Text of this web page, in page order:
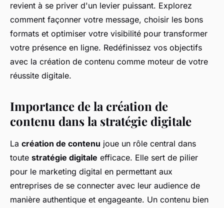
revient à se priver d'un levier puissant. Explorez
comment façonner votre message, choisir les bons
formats et optimiser votre visibilité pour transformer
votre présence en ligne. Redéfinissez vos objectifs
avec la création de contenu comme moteur de votre
réussite digitale.
Importance de la création de
contenu dans la stratégie digitale
La création de contenu joue un rôle central dans
toute stratégie digitale efficace. Elle sert de pilier
pour le marketing digital en permettant aux
entreprises de se connecter avec leur audience de
manière authentique et engageante. Un contenu bien